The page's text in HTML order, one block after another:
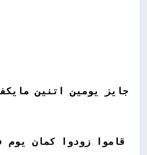
جايز يومين اتنين
قاموا زودوا كمان يوم